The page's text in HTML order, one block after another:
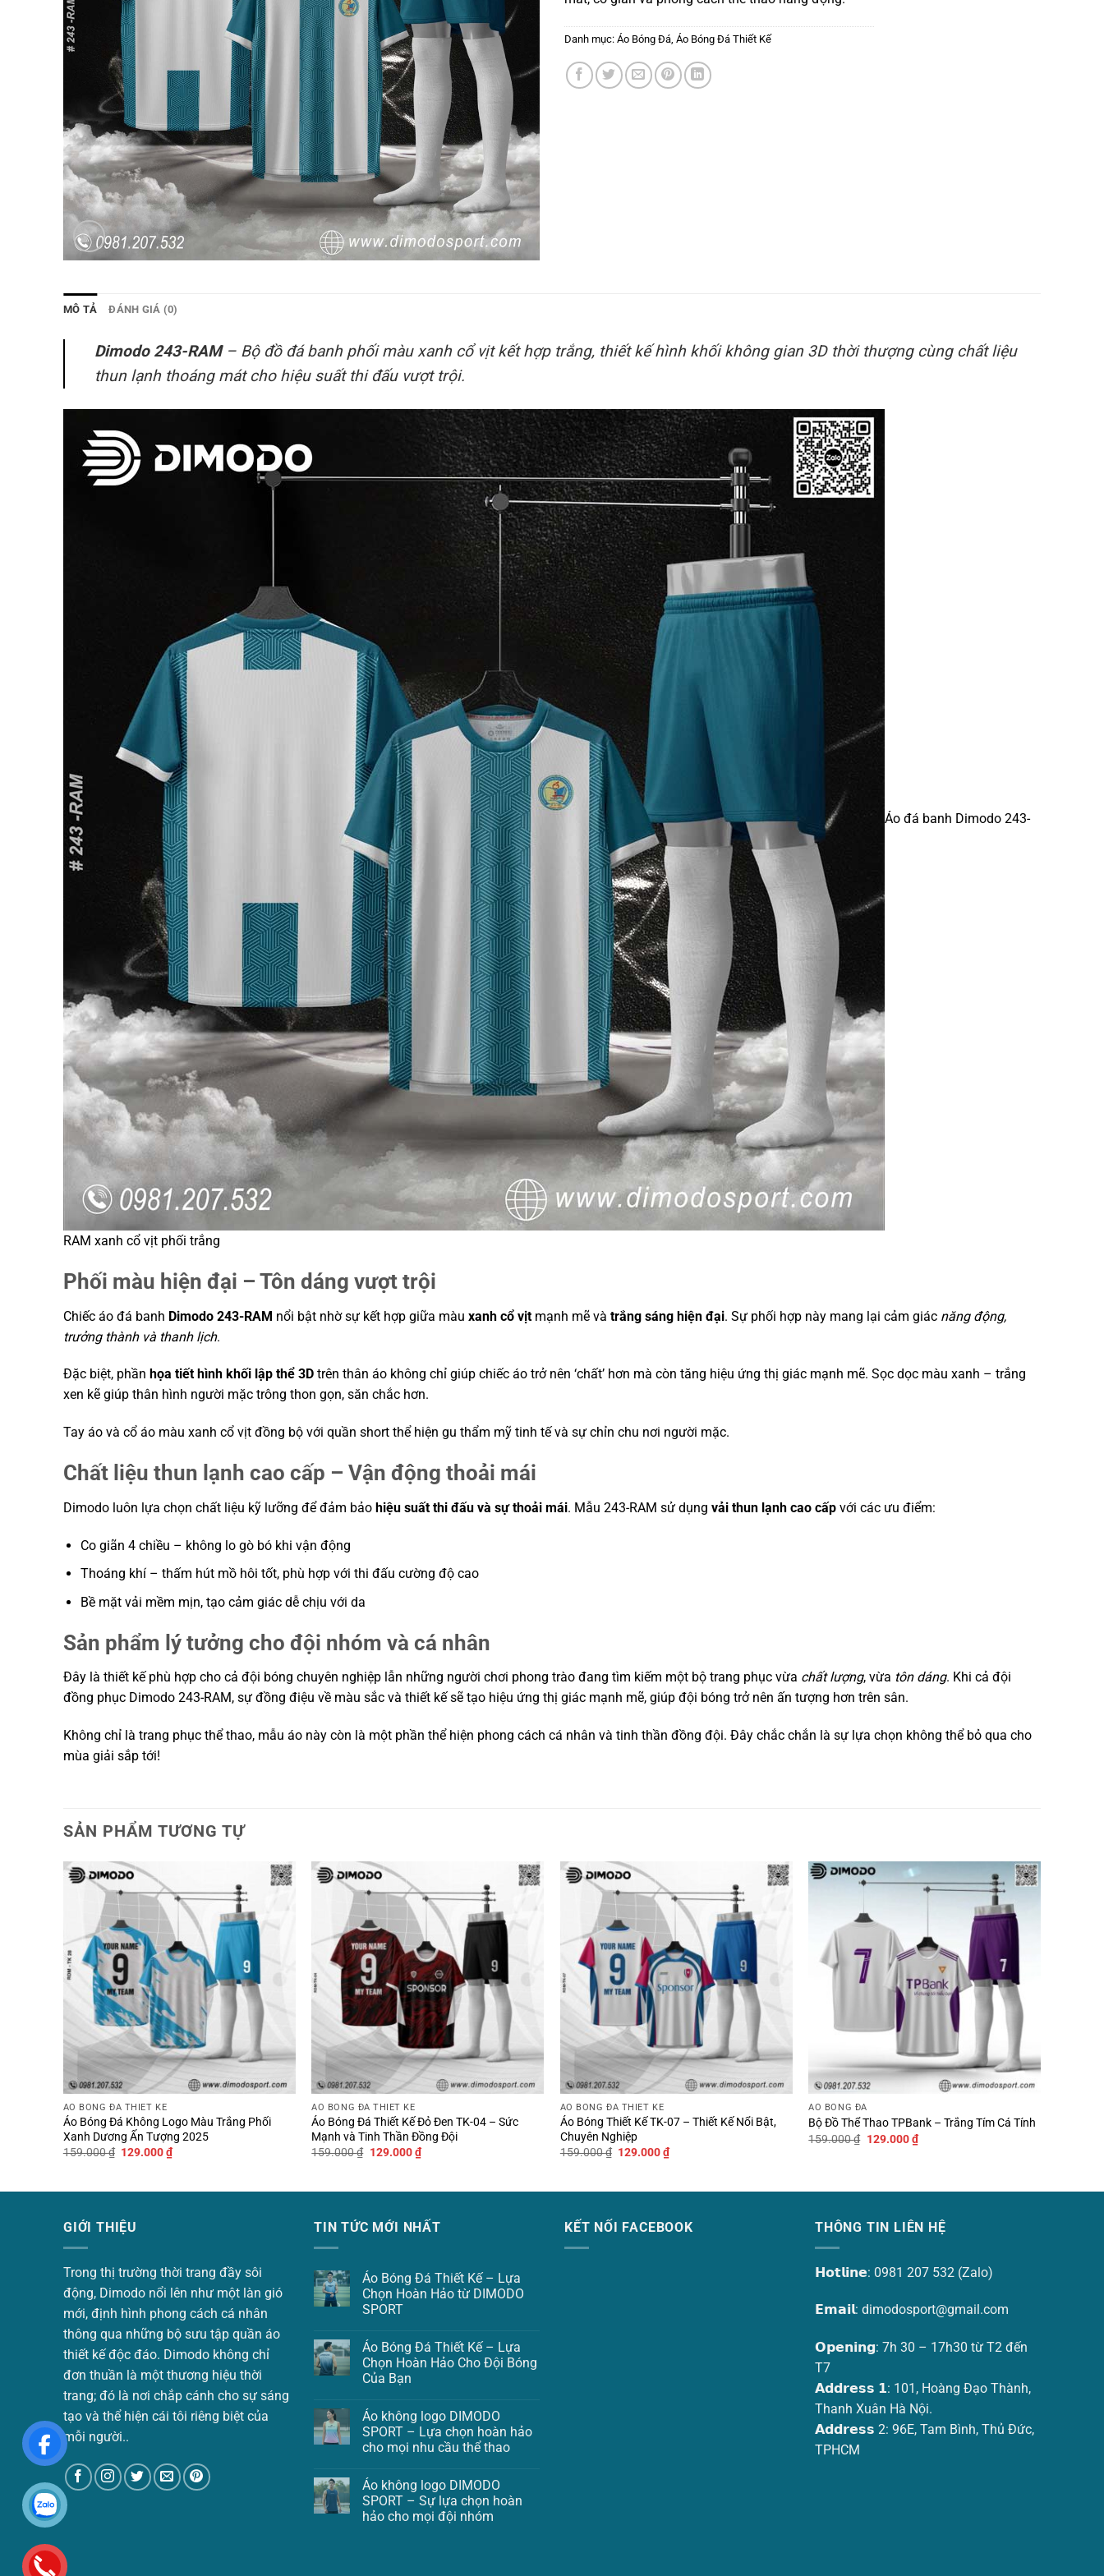
Danh mục: Áo Bóng Đá Áo Bóng Đá Thiết Kế
MÔ TẢ ĐÁNH GIÁ (0)
Dimodo 243-RAM– Bộ đồ đá banh phối màu xanh cổ vịt kết hợp trắng, thiết kế hình khối không gian 3D thời thượng cùng chất liệu
thun lạnh thoáng mát cho hiệu suất thi đấu vượt trội.
Áo đá banh Dimodo 243-
RAM xanh cổ vịt phối trắng
Phối màu hiện đại – Tôn dáng vượt trội
Chiếc áo đá banh Dimodo 243-RAM nổi bật nhờ sự kết hợp giữa màu xanh cổ vịt mạnh mẽ và trắng sáng hiện đại. Sự phối hợp này mang lại cảm giác năng động,
trưởng thành và thanh lịch.
Đặc biệt, phần họa tiết hình khối lập thể 3D trên thân áo không chỉ giúp chiếc áo trở nên ‘chất’ hơn mà còn tăng hiệu ứng thị giác mạnh mẽ. Sọc dọc màu xanh – trắng
xen kẽ giúp thân hình người mặc trông thon gọn, săn chắc hơn.
Tay áo và cổ áo màu xanh cổ vịt đồng bộ với quần short thể hiện gu thẩm mỹ tinh tế và sự chỉn chu nơi người mặc.
Chất liệu thun lạnh cao cấp – Vận động thoải mái
Dimodo luôn lựa chọn chất liệu kỹ lưỡng để đảm bảo hiệu suất thi đấu và sự thoải mái. Mẫu 243-RAM sử dụng vải thun lạnh cao cấp với các ưu điểm:
Co giãn 4 chiều – không lo gò bó khi vận động
Thoáng khí – thấm hút mồ hôi tốt, phù hợp với thi đấu cường độ cao
Bề mặt vải mềm mịn, tạo cảm giác dễ chịu với da
Sản phẩm lý tưởng cho đội nhóm và cá nhân
Đây là thiết kế phù hợp cho cả đội bóng chuyên nghiệp lẫn những người chơi phong trào đang tìm kiếm một bộ trang phục vừa chất lượng, vừa tôn dáng. Khi cả đội
đồng phục Dimodo 243-RAM, sự đồng điệu về màu sắc và thiết kế sẽ tạo hiệu ứng thị giác mạnh mẽ, giúp đội bóng trở nên ấn tượng hơn trên sân.
Không chỉ là trang phục thể thao, mẫu áo này còn là một phần thể hiện phong cách cá nhân và tinh thần đồng đội. Đây chắc chắn là sự lựa chọn không thể bỏ qua cho
mùa giải sắp tới!
SẢN PHẨM TƯƠNG TỰ
ÁO BÓNG ĐÁ THIẾT KẾ
Áo Bóng Đá Không Logo Màu Trắng Phối
Xanh Dương Ấn Tượng 2025
159.000₫ Giá
129.000₫Giá
ÁO BÓNG ĐÁ THIẾT KẾ
Áo Bóng Đá Thiết Kế Đỏ Đen TK-04 – Sức
Mạnh và Tinh Thần Đồng Đội
159.000₫ Giá
129.000₫Giá
hiện
ÁO BÓNG ĐÁ THIẾT KẾ
Áo Bóng Thiết Kế TK-07 – Thiết Kế Nổi Bật,
Chuyên Nghiệp
159.000₫ Giá
129.000₫Giá
ÁO BÓNG ĐÁ
Bộ Đồ Thể Thao TPBank – Trắng Tím Cá Tính
159.000₫ Giá
129.000₫Giá
hiện
GIỚI THIỆU
Trong thị trường thời trang đầy sôi
động, Dimodo nổi lên như một làn gió
mới, định hình phong cách cá nhân
thông qua những bộ sưu tập quần áo
thiết kế độc đáo. Dimodo không chỉ
đơn thuần là một thương hiệu thời
trang; đó là nơi chắp cánh cho sự sáng
tạo và thể hiện cái tôi riêng biệt của
mỗi người..
TIN TỨC MỚI NHẤT
Áo Bóng Đá Thiết Kế – Lựa
Chọn Hoàn Hảo từ DIMODO
SPORT
Áo Bóng Đá Thiết Kế – Lựa
Chọn Hoàn Hảo Cho Đội Bóng
Của Bạn
Áo không logo DIMODO
SPORT – Lựa chọn hoàn hảo
cho mọi nhu cầu thể thao
Áo không logo DIMODO
SPORT – Sự lựa chọn hoàn
hảo cho mọi đội nhóm
KẾT NỐI FACEBOOK THÔNG TIN LIÊN HỆ
𝗛𝗼𝘁𝗹𝗶𝗻𝗲: 0981 207 532 (Zalo)
𝗘𝗺𝗮𝗶𝗹: dimodosport@gmail.com
𝗢𝗽𝗲𝗻𝗶𝗻𝗴: 7h 30 – 17h30 từ T2 đến
T7
𝗔𝗱𝗱𝗿𝗲𝘀𝘀 𝟭: 101, Hoàng Đạo Thành,
Thanh Xuân Hà Nội.
𝗔𝗱𝗱𝗿𝗲𝘀𝘀 2: 96E, Tam Bình, Thủ Đức,
TPHCM